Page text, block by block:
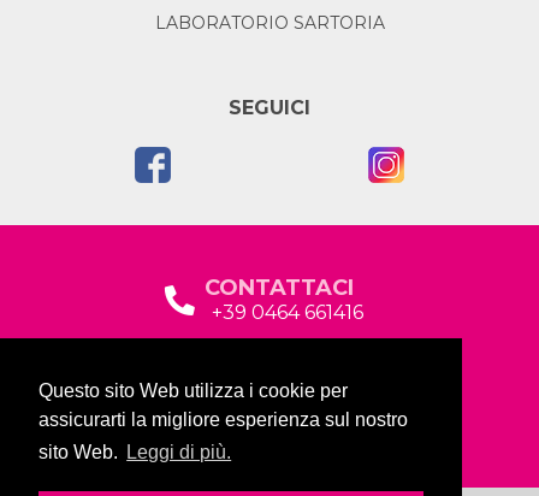
Questo sito Web utilizza i cookie per
assicurarti la migliore esperienza sul nostro
sito Web.
Leggi di più.
LABORATORIO SARTORIA
SEGUICI
CONTATTACI
+39 0464 661416
Via Baltera, 19
38066 Riva del Garda (TN)